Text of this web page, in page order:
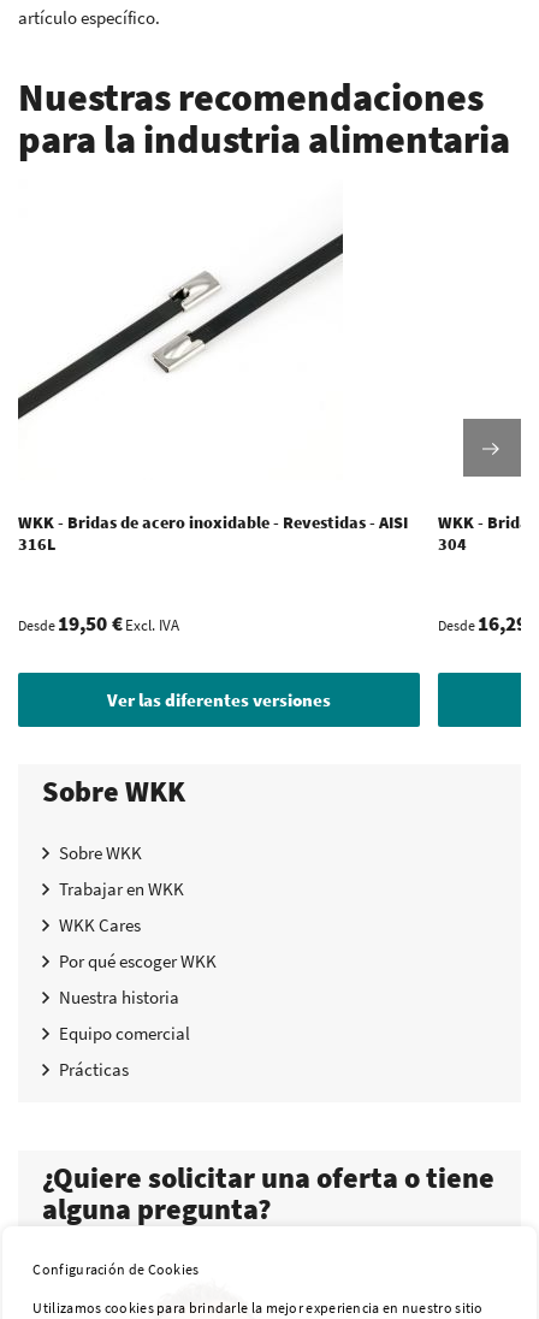
Sobre WKK
Sobre WKK
Trabajar en WKK
WKK Cares
Por qué escoger WKK
Nuestra historia
Equipo comercial
Prácticas
¿Quiere solicitar una oferta o tiene
alguna pregunta?
artículo específico.
Nuestras recomendaciones
para la industria alimentaria
WKK - Bridas de acero inoxidable - Revestidas - AISI
316L
Desde 19,50 €Excl. IVA
Ver las diferentes versiones
WKK -
304
Desde 16,29
Configuración de Cookies
Utilizamos cookies para brindarle la mejor experiencia en nuestro sitio